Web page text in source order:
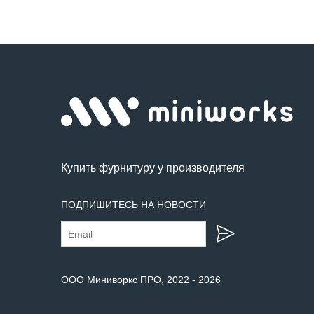
Купить фурнитуру у производителя
ПОДПИШИТЕСЬ НА НОВОСТИ
ООО Миниворкс ПРО , 2022 - 2026